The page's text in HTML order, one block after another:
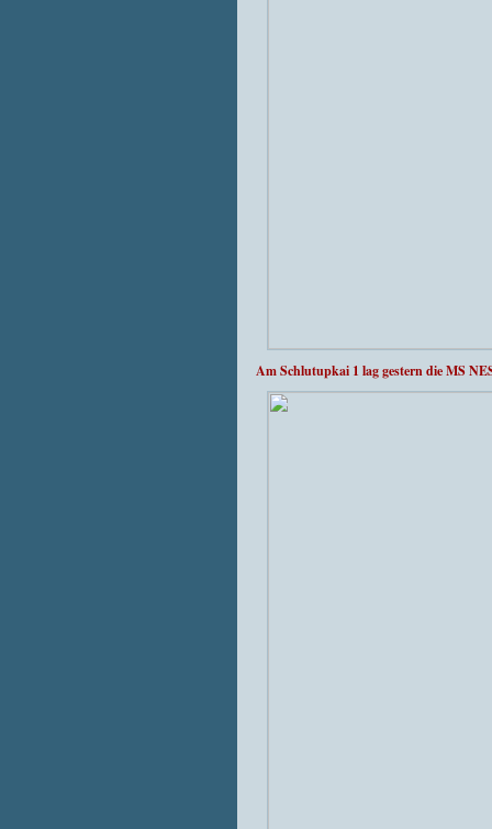
Am Schlutupkai 1 lag gestern die MS